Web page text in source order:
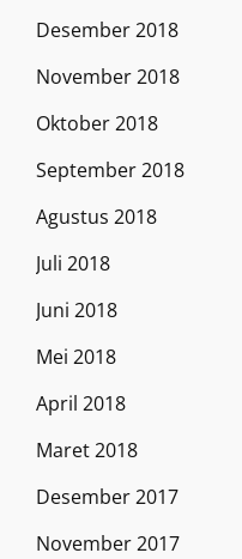
Desember 2018
November 2018
Oktober 2018
September 2018
Agustus 2018
Juli 2018
Juni 2018
Mei 2018
April 2018
Maret 2018
Desember 2017
November 2017